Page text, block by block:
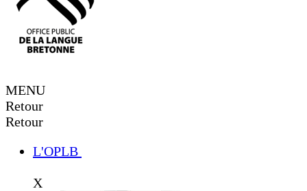
MENU
Retour
Retour
L'OPLB
X